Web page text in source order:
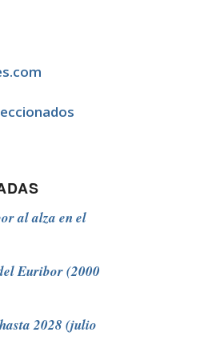
al alza en el
Euribor (2000
2028 (julio